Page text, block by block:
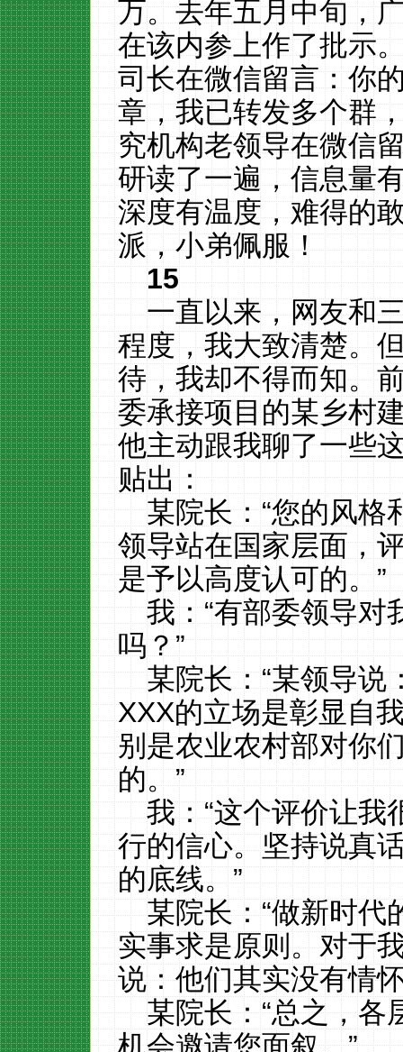
万。去年五月中旬，
在该内参上作了批示
司长在微信留言：你
章，我已转发多个群
究机构老领导在微信
研读了一遍，信息量
深度有温度，难得的
派，小弟佩服！
15
一直以来，网友和
程度，我大致清楚。
待，我却不得而知。
委承接项目的某乡村
他主动跟我聊了一些
贴出：
某院长：“您的风格
领导站在国家层面，
是予以高度认可的。”
我：“有部委领导对
吗？”
某院长：“某领导说
XXX的立场是彰显自
别是农业农村部对你
的。”
我：“这个评价让我
行的信心。坚持说真
的底线。”
某院长：“做新时代
实事求是原则。对于
说：他们其实没有情
某院长：“总之，各